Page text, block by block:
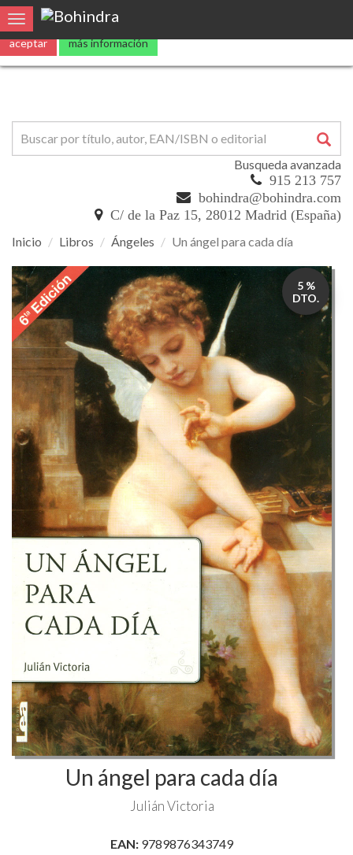
Toggle navigation
bohindra@bohindra.com
C/ de la Paz 15, 28012 Madrid (España)
Un ángel para cada día
ángel
cada
día
5 %
Un ángel para cada día
Julián Victoria
EAN:9789876343749
ISBN:
9789876343749
Editorial: Ediciones Lea
Encuadernación: